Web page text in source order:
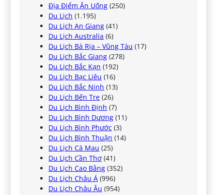
Địa Điểm Ăn Uống (250)
Du Lịch (1.195)
Du Lịch An Giang (41)
Du Lịch Australia (6)
Du Lịch Bà Rịa – Vũng Tàu (17)
Du Lịch Bắc Giang (278)
Du Lịch Bắc Kạn (192)
Du Lịch Bạc Liêu (16)
Du Lịch Bắc Ninh (13)
Du Lịch Bến Tre (26)
Du Lịch Bình Định (7)
Du Lịch Bình Dương (11)
Du Lịch Bình Phước (3)
Du Lịch Bình Thuận (14)
Du Lịch Cà Mau (25)
Du Lịch Cần Thơ (41)
Du Lịch Cao Bằng (352)
Du Lịch Châu Á (996)
Du Lịch Châu Âu (954)